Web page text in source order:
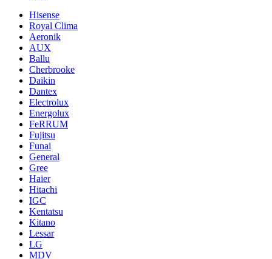
Hisense
Royal Clima
Aeronik
AUX
Ballu
Cherbrooke
Daikin
Dantex
Electrolux
Energolux
FeRRUM
Fujitsu
Funai
General
Gree
Haier
Hitachi
IGC
Kentatsu
Kitano
Lessar
LG
MDV